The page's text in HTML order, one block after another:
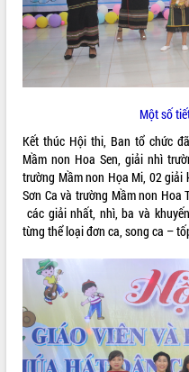
VIDEO
Không có file video nào để phát.
LIÊN KẾT WEB
Một số
Kết thúc Hội thi, Ban tổ chức
Mầm non Hoa Sen, giải nhì
trường Mầm non Họa Mi, 02 giải
Sơn Ca và trường Mầm non Hoa
các giải nhất, nhì, ba và
từng thể loại đơn ca, song ca –